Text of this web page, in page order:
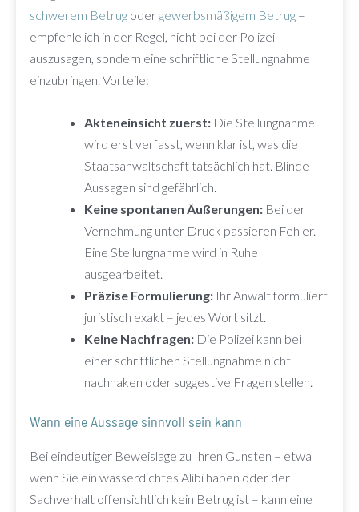
schwerem Betrug odergewerbsmäßigem Betrug –
empfehle ich in der Regel, nicht bei der Polizei
auszusagen, sondern eine schriftliche Stellungnahme
einzubringen. Vorteile:
Akteneinsicht zuerst: Die Stellungnahme
wird erst verfasst, wenn klar ist, was die
Staatsanwaltschaft tatsächlich hat. Blinde
Aussagen sind gefährlich.
Keine spontanen Äußerungen: Bei der
Vernehmung unter Druck passieren Fehler.
Eine Stellungnahme wird in Ruhe
ausgearbeitet.
Präzise Formulierung: Ihr Anwalt formuliert
juristisch exakt – jedes Wort sitzt.
Keine Nachfragen: Die Polizei kann bei
einer schriftlichen Stellungnahme nicht
nachhaken oder suggestive Fragen stellen.
Wann eine Aussage sinnvoll sein kann
Bei eindeutiger Beweislage zu Ihren Gunsten – etwa
wenn Sie ein wasserdichtes Alibi haben oder der
Sachverhalt offensichtlich kein Betrug ist – kann eine